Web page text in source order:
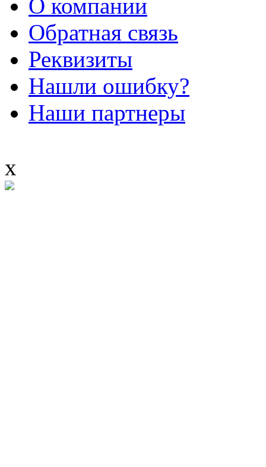
О компании
Обратная связь
Реквизиты
Нашли ошибку?
Наши партнеры
x